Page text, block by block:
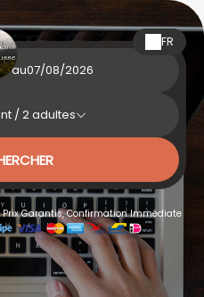
FR
au
/2adultes
Prix Garantis, Confirmation Immédiate